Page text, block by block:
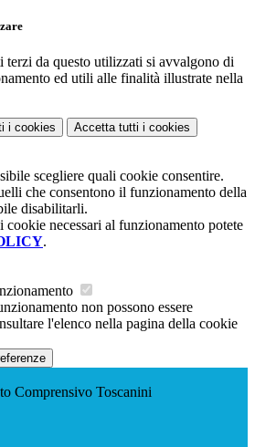
terzi da questo utilizzati si avvalgono di
ed utili alle finalità illustrate nella
i cookies Accetta tutti i cookies
scegliere quali cookie consentire.
che consentono il funzionamento della
disabilitarli.
cookie necessari al funzionamento potete
.
non possono essere
l'elenco nella pagina della cookie
Comprensivo Toscanini